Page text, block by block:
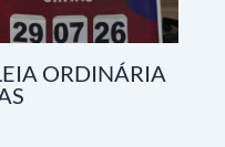
ORDINÁRIA